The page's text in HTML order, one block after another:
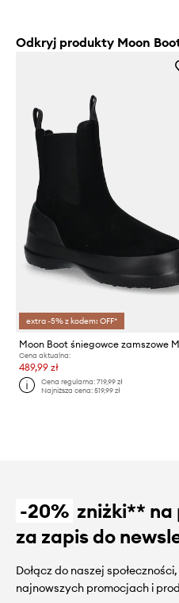
Odkryj produkty Moon
extra -5% z kodem: OFF*
Cena aktualna:
489,99 zł
Cena regularna:719,99 zł
Najniższa cena:519,99 zł
-20% zniżki** na
za zapis do
Dołącz do naszej
najnowszych promocjach i